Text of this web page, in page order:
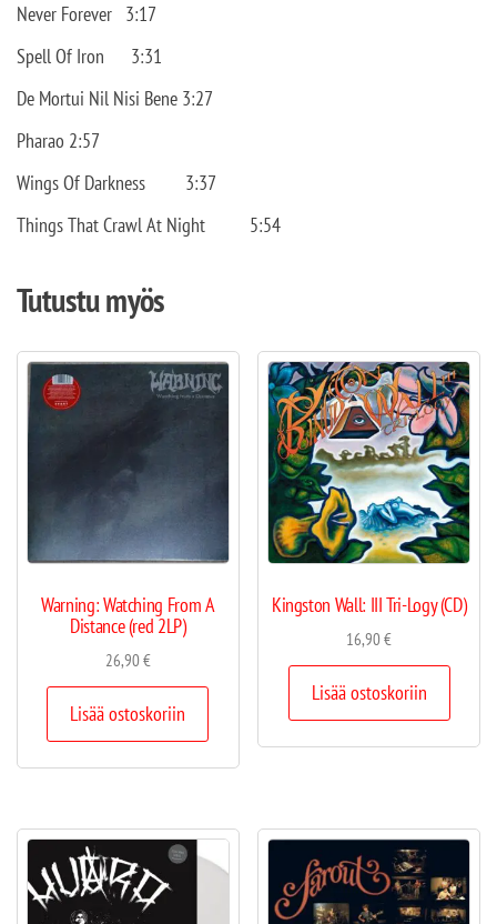
Never Forever 3:17
Spell Of Iron
3:31
De Mortui Nil Nisi Bene 3:27
Pharao 2:57
Wings Of Darkness
3:37
Things That Crawl At Night
5:54
Tutustu myös
Warning: Watching From A
Distance (red 2LP)
26,90€
Lisää ostoskoriin
Kingston Wall: III Tri-Logy (CD)
16,90€
Lisää ostoskoriin